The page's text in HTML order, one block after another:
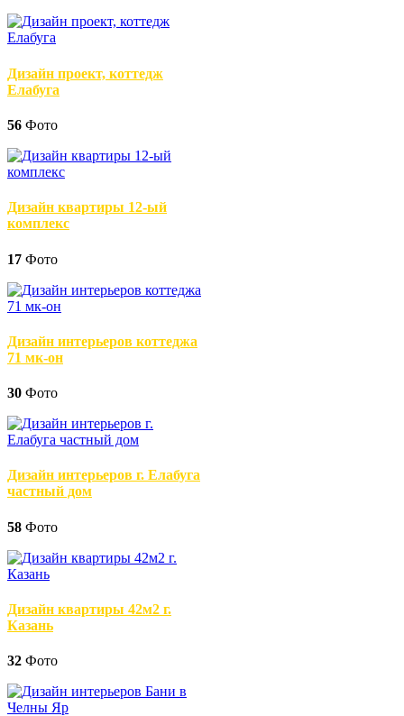
Дизайн проект, коттедж
Елабуга
56 Фото
Дизайн квартиры 12-ый
комплекс
17 Фото
Дизайн интерьеров коттеджа
71 мк-он
30 Фото
Дизайн интерьеров г. Елабуга
частный дом
58 Фото
Дизайн квартиры 42м2 г.
Казань
32 Фото